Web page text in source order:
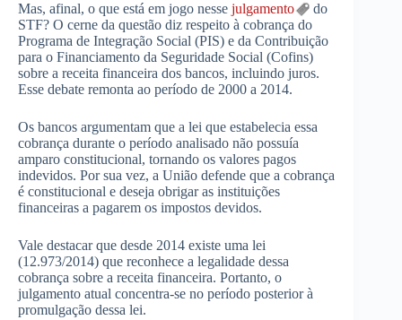
Mas, afinal, o que está em jogo nesse julgamento
do
STF? O cerne da questão diz respeito à cobrança do
Programa de Integração Social (PIS) e da Contribuição
para o Financiamento da Seguridade Social (Cofins)
sobre a receita financeira dos bancos, incluindo juros.
Esse debate remonta ao período de 2000 a 2014.
Os bancos argumentam que a lei que estabelecia essa
cobrança durante o período analisado não possuía
amparo constitucional, tornando os valores pagos
indevidos. Por sua vez, a União defende que a cobrança
é constitucional e deseja obrigar as instituições
financeiras a pagarem os impostos devidos.
Vale destacar que desde 2014 existe uma lei
(12.973/2014) que reconhece a legalidade dessa
cobrança sobre a receita financeira. Portanto, o
julgamento atual concentra-se no período posterior à
promulgação dessa lei.